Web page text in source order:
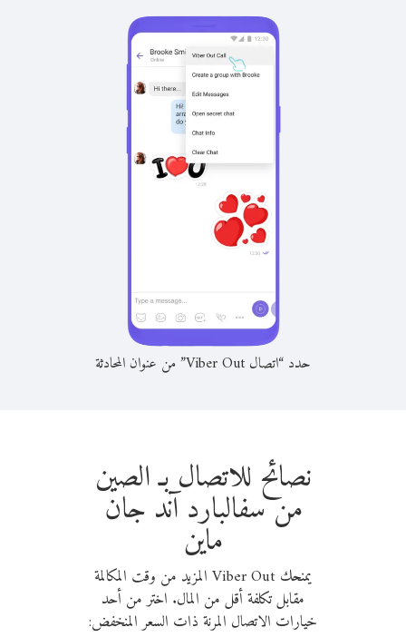
حدد “اتصال Viber Out” من عنوان المحادثة
نصائح للاتصال بـ الصين
من سفالبارد آند جان
ماين
يمنحك Viber Out المزيد من وقت المكالمة
مقابل تكلفة أقل من المال. اختر من أحد
خيارات الاتصال المرنة ذات السعر المنخفض: